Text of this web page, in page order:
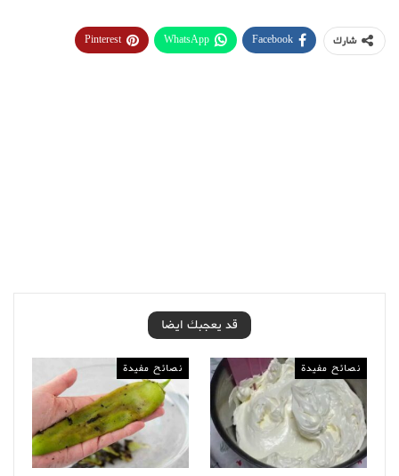
شارك Facebook
WhatsApp
Pinterest
قد يعجبك ايضا
نصائح مفيدة نصائح مفيدة